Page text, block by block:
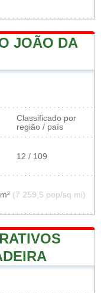
JOÃO DA
Classificado por
região / país
12 / 109
(7 259,5 pop/sq mi)